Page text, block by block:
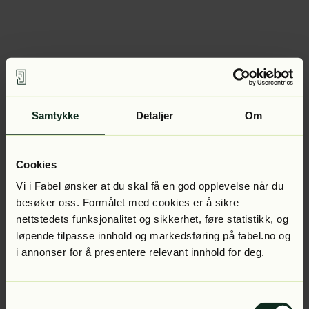
Samtykke Detaljer Om
Cookies
Vi i Fabel ønsker at du skal få en god opplevelse når du
besøker oss. Formålet med cookies er å sikre
nettstedets funksjonalitet og sikkerhet, føre statistikk, og
løpende tilpasse innhold og markedsføring på fabel.no og
i annonser for å presentere relevant innhold for deg.